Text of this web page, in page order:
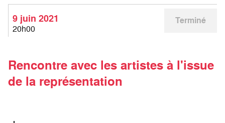
9 juin 2021
20h00
Terminé
Rencontre avec les artistes à l'issue
de la représentation